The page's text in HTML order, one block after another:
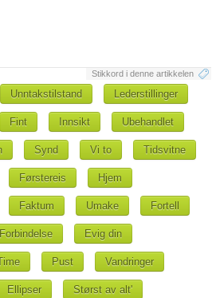
Stikkord i denne artikkelen
Unntakstilstand Lederstillinger
Fint Innsikt Ubehandlet
Synd Vi to Tidsvitne
Førstereis Hjem
Faktum Umake Fortell
Forbindelse Evig din
Pust Vandringer
Ellipser Størst av alt'